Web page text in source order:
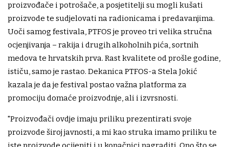
proizvođače i potrošače, a posjetitelji su mogli kušati
proizvode te sudjelovati na radionicama i predavanjima.
Uoči samog festivala, PTFOS je proveo tri velika stručna
ocjenjivanja – rakija i drugih alkoholnih pića, sortnih
medova te hrvatskih prva. Rast kvalitete od prošle godine,
ističu, samo je rastao. Dekanica PTFOS-a Stela Jokić
kazala je da je festival postao važna platforma za
promociju domaće proizvodnje, ali i izvrsnosti.
"Proizvođači ovdje imaju priliku prezentirati svoje
proizvode široj javnosti, a mi kao struka imamo priliku te